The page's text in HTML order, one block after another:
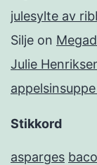
julesylte av
Silje on
Julie
Stikkord
asparges